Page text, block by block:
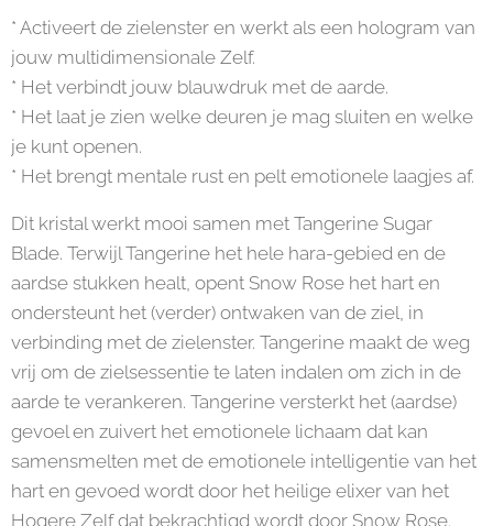
* Activeert de zielenster en werkt als een hologram van
jouw multidimensionale Zelf.
* Het verbindt jouw blauwdruk met de aarde.
* Het laat je zien welke deuren je mag sluiten en welke
je kunt openen.
* Het brengt mentale rust en pelt emotionele laagjes af.
Dit kristal werkt mooi samen met Tangerine Sugar
Blade. Terwijl Tangerine het hele hara-gebied en de
aardse stukken healt, opent Snow Rose het hart en
ondersteunt het (verder) ontwaken van de ziel, in
verbinding met de zielenster. Tangerine maakt de weg
vrij om de zielsessentie te laten indalen om zich in de
aarde te verankeren. Tangerine versterkt het (aardse)
gevoel en zuivert het emotionele lichaam dat kan
samensmelten met de emotionele intelligentie van het
hart en gevoed wordt door het heilige elixer van het
Hogere Zelf dat bekrachtigd wordt door Snow Rose.